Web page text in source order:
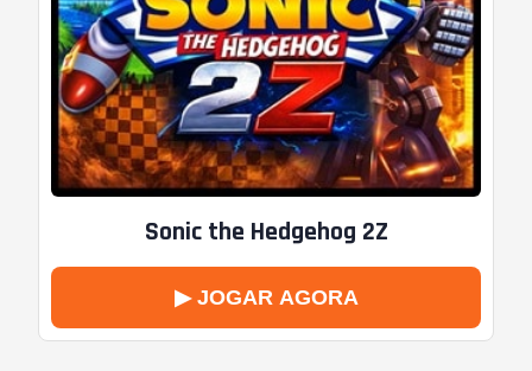
Sonic the Hedgehog 2Z
▶ JOGAR AGORA